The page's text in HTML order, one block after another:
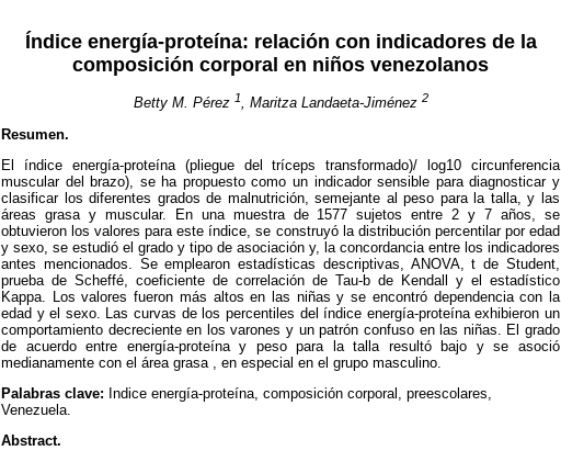
Índice energía-proteína: relación con indicadores de la
composición corporal en niños venezolanos
Betty M. Pérez 1, Maritza Landaeta-Jiménez 2
Resumen.
El índice energía-proteína (pliegue del tríceps transformado)/ log10 circunferencia
muscular del brazo), se ha propuesto como un indicador sensible para diagnosticar y
clasificar los diferentes grados de malnutrición, semejante al peso para la talla, y las
áreas grasa y muscular. En una muestra de 1577 sujetos entre 2 y 7 años, se
obtuvieron los valores para este índice, se construyó la distribución percentilar por edad
y sexo, se estudió el grado y tipo de asociación y, la concordancia entre los indicadores
antes mencionados. Se emplearon estadísticas descriptivas, ANOVA, t de Student,
prueba de Scheffé, coeficiente de correlación de Tau-b de Kendall y el estadístico
Kappa. Los valores fueron más altos en las niñas y se encontró dependencia con la
edad y el sexo. Las curvas de los percentiles del índice energía-proteína exhibieron un
comportamiento decreciente en los varones y un patrón confuso en las niñas. El grado
de acuerdo entre energía-proteína y peso para la talla resultó bajo y se asoció
medianamente con el área grasa , en especial en el grupo masculino.
Palabras clave: Indice energía-proteína, composición corporal, preescolares,
Venezuela.
Abstract.